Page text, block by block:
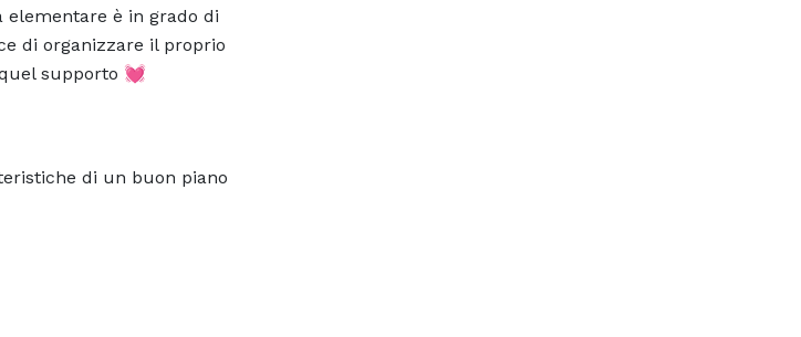
è in grado di
di organizzare il proprio
supporto 💓
di un buon piano